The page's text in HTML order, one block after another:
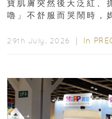
寶肌膚突然後天泛紅、
嚕」不舒服而哭鬧時，
29th July, 2026 ｜ In